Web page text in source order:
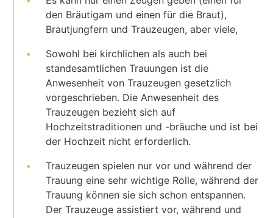
den Bräutigam und einen für die Braut),
Brautjungfern und Trauzeugen, aber viele,
Sowohl bei kirchlichen als auch bei
standesamtlichen Trauungen ist die
Anwesenheit von Trauzeugen gesetzlich
vorgeschrieben. Die Anwesenheit des
Trauzeugen bezieht sich auf
Hochzeitstraditionen und -bräuche und ist bei
der Hochzeit nicht erforderlich.
Trauzeugen spielen nur vor und während der
Trauung eine sehr wichtige Rolle, während der
Trauung können sie sich schon entspannen.
Der Trauzeuge assistiert vor, während und